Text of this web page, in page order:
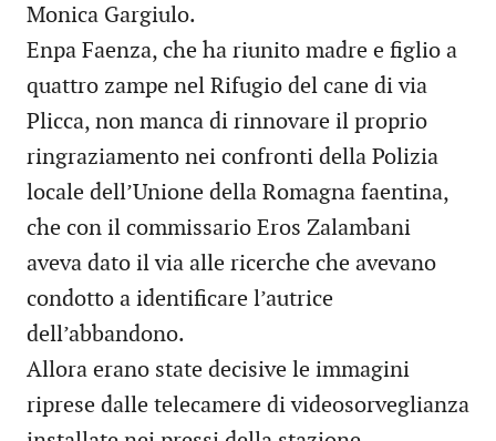
Monica Gargiulo.
Enpa Faenza, che ha riunito madre e figlio a
quattro zampe nel Rifugio del cane di via
Plicca, non manca di rinnovare il proprio
ringraziamento nei confronti della Polizia
locale dell’Unione della Romagna faentina,
che con il commissario Eros Zalambani
aveva dato il via alle ricerche che avevano
condotto a identificare l’autrice
dell’abbandono.
Allora erano state decisive le immagini
riprese dalle telecamere di videosorveglianza